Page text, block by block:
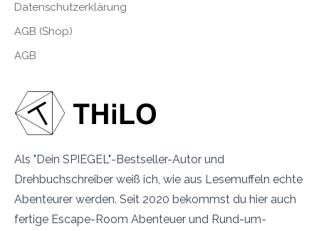
Als "Dein SPIEGEL"-Bestseller-Autor und
Drehbuchschreiber weiß ich, wie aus Lesemuffeln echte
Abenteurer werden. Seit 2020 bekommst du hier auch
fertige Escape-Room Abenteuer und Rund-um-
Datenschutzerklärung
AGB (Shop)
AGB